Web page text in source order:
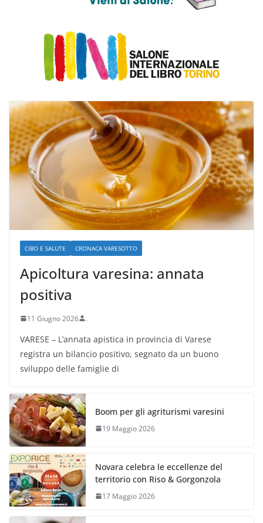
CIBO E SALUTE CRONACA VARESOTTO
Apicoltura varesina: annata
positiva
11 Giugno 2026 .
VARESE – L’annata apistica in provincia di Varese
registra un bilancio positivo, segnato da un buono
sviluppo delle famiglie di
Boom per gli agriturismi varesini
19 Maggio 2026
Novara celebra le eccellenze del
territorio con Riso & Gorgonzola
17 Maggio 2026